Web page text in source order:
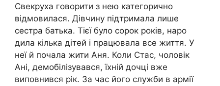
Свекруха говорити з нею категорично
відмовилася. Дівчину підтримала лише
сестра батька. Тієї було сорок років, наро
дила кілька дітей і працювала все життя. У
неї й почала жити Аня. Коли Стас, чоловік
Ані, демобілізувався, їхній дочці вже
виповнився рік. За час його служби в армії